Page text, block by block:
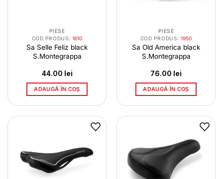
PIESE
COD PRODUS:1610
Sa Selle Feliz black
S.Montegrappa
44.00 lei
ADAUGĂ ÎN COȘ
PIESE
COD PRODUS:1950
Sa Old America black
S.Montegrappa
76.00 lei
ADAUGĂ ÎN COȘ